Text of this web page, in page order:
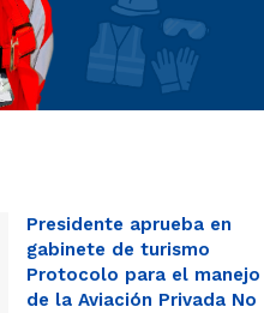
Presidente aprueba en
gabinete de turismo
Protocolo para el manejo
de la Aviación Privada No